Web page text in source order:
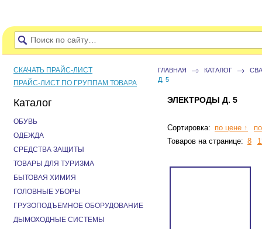
ГЛАВНАЯ КАТАЛОГ
Д. 5
ЭЛЕКТРОДЫ Д. 5
Сортировка: по цене ↑
Товаров на странице: 8
СКАЧАТЬ ПРАЙС-ЛИСТ
ПРАЙС-ЛИСТ ПО ГРУППАМ ТОВАРА
Каталог
ОБУВЬ
ОДЕЖДА
СРЕДСТВА ЗАЩИТЫ
ТОВАРЫ ДЛЯ ТУРИЗМА
БЫТОВАЯ ХИМИЯ
ГОЛОВНЫЕ УБОРЫ
ГРУЗОПОДЪЕМНОЕ ОБОРУДОВАНИЕ
ДЫМОХОДНЫЕ СИСТЕМЫ